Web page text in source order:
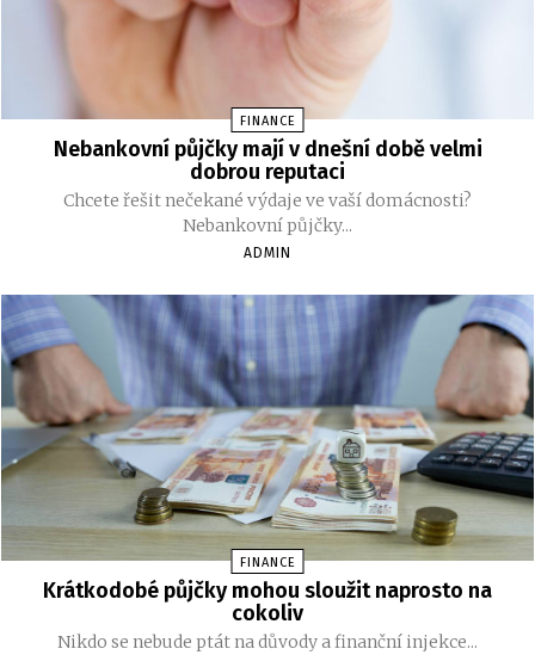
FINANCE
Nebankovní půjčky mají v dnešní době velmi
dobrou reputaci
Chcete řešit nečekané výdaje ve vaší domácnosti?
Nebankovní půjčky...
ADMIN
FINANCE
Krátkodobé půjčky mohou sloužit naprosto na
cokoliv
Nikdo se nebude ptát na důvody a finanční injekce...